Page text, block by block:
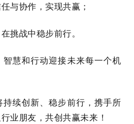
与协作，实现共赢；
挑战中稳步前行。
慧和行动迎接未来每一个机
续创新、稳步前行，携手所
业朋友，共创共赢未来！